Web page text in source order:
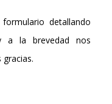
detallando
a la brevedad nos